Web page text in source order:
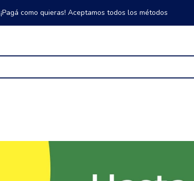
¡Pagá como quieras! Aceptamos todos los métodos